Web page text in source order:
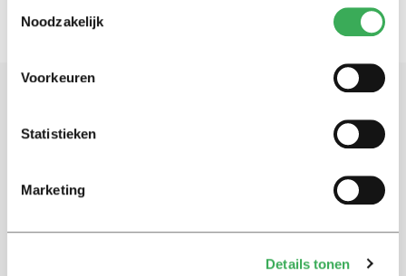
Noodzakelijk
Voorkeuren
Statistieken
Marketing
Details tonen
Blijf op de hoogte. Meld je aan voor de nieuwsbrief van
Aanmelden